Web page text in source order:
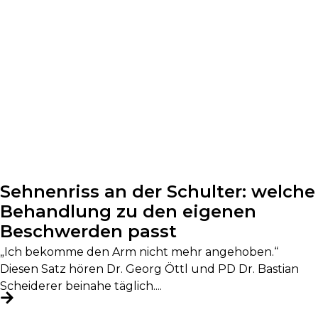
Sehnenriss an der Schulter: welche
Behandlung zu den eigenen
Beschwerden passt
„Ich bekomme den Arm nicht mehr angehoben.“
Diesen Satz hören Dr. Georg Öttl und PD Dr. Bastian
Scheiderer beinahe täglich....